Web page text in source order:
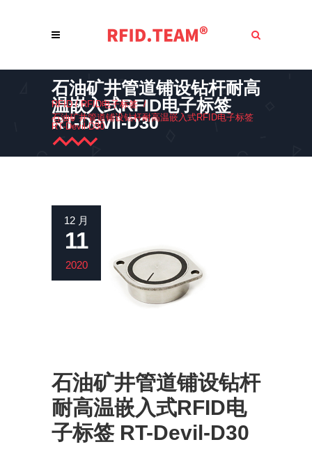
石油矿井管道铺设钻杆耐高
温嵌入式RFID电子标签
RT-Devil-D30
RFID/RFID电子标签 /
石油矿井管道铺设钻杆耐高温嵌入式RFID电子标签
RT-Devil-D30
12 月
11
2020
石油矿井管道铺设钻杆
耐高温嵌入式RFID电
子标签 RT-Devil-D30